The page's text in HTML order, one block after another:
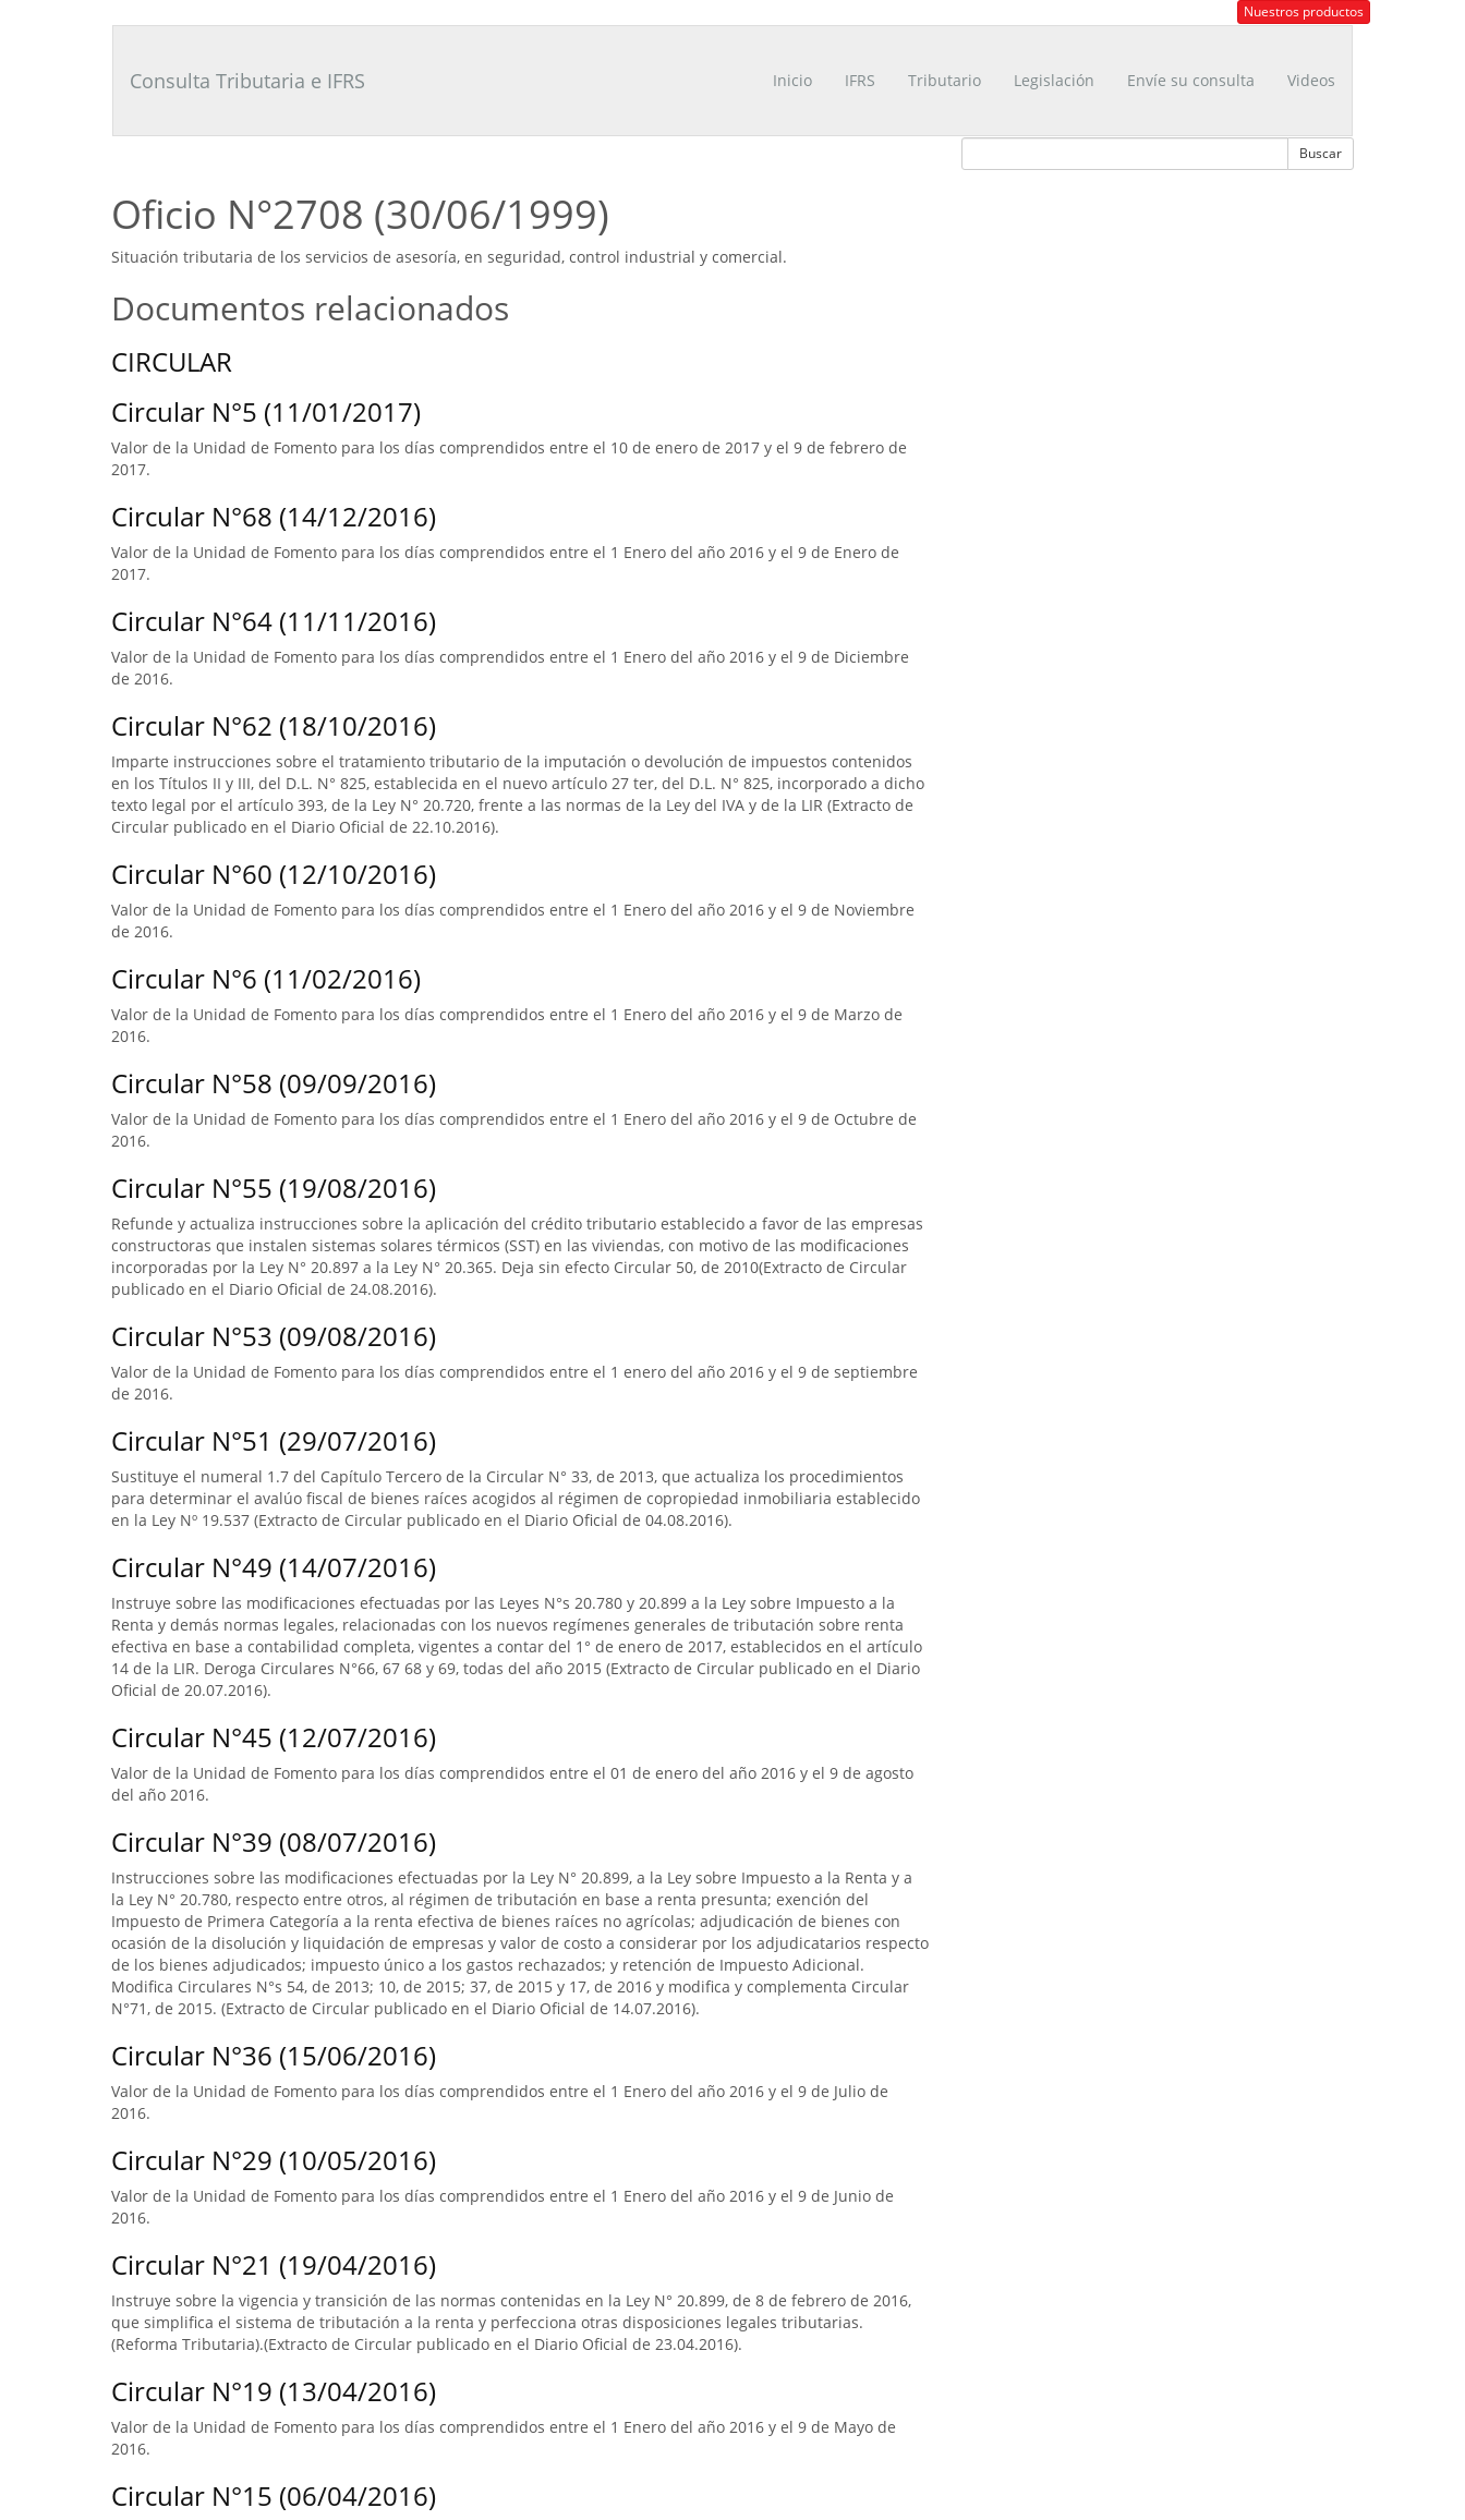
Tributario
Nuestros productos
Consulta Tributaria e IFRS Inicio IFRS Tributario Legislación Envíe su consulta Videos
Oficio N°2708 (30/06/1999)
Situación tributaria de los servicios de asesoría, en seguridad, control industrial y comercial.
Documentos relacionados
CIRCULAR
Circular N°5 (11/01/2017)
Valor de la Unidad de Fomento para los días comprendidos entre el 10 de enero de 2017 y el 9 de febrero de
2017.
Circular N°68 (14/12/2016)
Valor de la Unidad de Fomento para los días comprendidos entre el 1 Enero del año 2016 y el 9 de Enero de
2017.
Circular N°64 (11/11/2016)
Valor de la Unidad de Fomento para los días comprendidos entre el 1 Enero del año 2016 y el 9 de Diciembre
de 2016.
Circular N°62 (18/10/2016)
Imparte instrucciones sobre el tratamiento tributario de la imputación o devolución de impuestos contenidos
en los Títulos II y III, del D.L. N° 825, establecida en el nuevo artículo 27 ter, del D.L. N° 825, incorporado a dicho
texto legal por el artículo 393, de la Ley N° 20.720, frente a las normas de la Ley del IVA y de la LIR (Extracto de
Circular publicado en el Diario Oficial de 22.10.2016).
Circular N°60 (12/10/2016)
Valor de la Unidad de Fomento para los días comprendidos entre el 1 Enero del año 2016 y el 9 de Noviembre
de 2016.
Circular N°6 (11/02/2016)
Valor de la Unidad de Fomento para los días comprendidos entre el 1 Enero del año 2016 y el 9 de Marzo de
2016.
Circular N°58 (09/09/2016)
Valor de la Unidad de Fomento para los días comprendidos entre el 1 Enero del año 2016 y el 9 de Octubre de
2016.
Circular N°55 (19/08/2016)
Refunde y actualiza instrucciones sobre la aplicación del crédito tributario establecido a favor de las empresas
constructoras que instalen sistemas solares térmicos (SST) en las viviendas, con motivo de las modificaciones
incorporadas por la Ley N° 20.897 a la Ley N° 20.365. Deja sin efecto Circular 50, de 2010(Extracto de Circular
publicado en el Diario Oficial de 24.08.2016).
Circular N°53 (09/08/2016)
Valor de la Unidad de Fomento para los días comprendidos entre el 1 enero del año 2016 y el 9 de septiembre
de 2016.
Circular N°51 (29/07/2016)
Sustituye el numeral 1.7 del Capítulo Tercero de la Circular N° 33, de 2013, que actualiza los procedimientos
para determinar el avalúo fiscal de bienes raíces acogidos al régimen de copropiedad inmobiliaria establecido
en la Ley Nº 19.537 (Extracto de Circular publicado en el Diario Oficial de 04.08.2016).
Circular N°49 (14/07/2016)
Instruye sobre las modificaciones efectuadas por las Leyes N°s 20.780 y 20.899 a la Ley sobre Impuesto a la
Renta y demás normas legales, relacionadas con los nuevos regímenes generales de tributación sobre renta
efectiva en base a contabilidad completa, vigentes a contar del 1° de enero de 2017, establecidos en el artículo
14 de la LIR. Deroga Circulares N°66, 67 68 y 69, todas del año 2015 (Extracto de Circular publicado en el Diario
Oficial de 20.07.2016).
Circular N°45 (12/07/2016)
Valor de la Unidad de Fomento para los días comprendidos entre el 01 de enero del año 2016 y el 9 de agosto
del año 2016.
Circular N°39 (08/07/2016)
Instrucciones sobre las modificaciones efectuadas por la Ley N° 20.899, a la Ley sobre Impuesto a la Renta y a
la Ley N° 20.780, respecto entre otros, al régimen de tributación en base a renta presunta; exención del
Impuesto de Primera Categoría a la renta efectiva de bienes raíces no agrícolas; adjudicación de bienes con
ocasión de la disolución y liquidación de empresas y valor de costo a considerar por los adjudicatarios respecto
de los bienes adjudicados; impuesto único a los gastos rechazados; y retención de Impuesto Adicional.
Modifica Circulares N°s 54, de 2013; 10, de 2015; 37, de 2015 y 17, de 2016 y modifica y complementa Circular
N°71, de 2015. (Extracto de Circular publicado en el Diario Oficial de 14.07.2016).
Circular N°36 (15/06/2016)
Valor de la Unidad de Fomento para los días comprendidos entre el 1 Enero del año 2016 y el 9 de Julio de
2016.
Circular N°29 (10/05/2016)
Valor de la Unidad de Fomento para los días comprendidos entre el 1 Enero del año 2016 y el 9 de Junio de
2016.
Circular N°21 (19/04/2016)
Instruye sobre la vigencia y transición de las normas contenidas en la Ley N° 20.899, de 8 de febrero de 2016,
que simplifica el sistema de tributación a la renta y perfecciona otras disposiciones legales tributarias.
(Reforma Tributaria).(Extracto de Circular publicado en el Diario Oficial de 23.04.2016).
Circular N°19 (13/04/2016)
Valor de la Unidad de Fomento para los días comprendidos entre el 1 Enero del año 2016 y el 9 de Mayo de
2016.
Circular N°15 (06/04/2016)